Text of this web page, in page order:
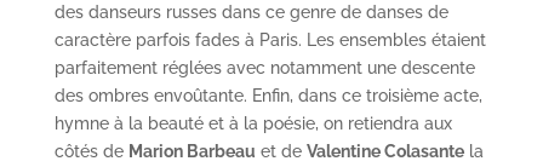
des danseurs russes dans ce genre de danses de
caractère parfois fades à Paris. Les ensembles étaient
parfaitement réglées avec notamment une descente
des ombres envoûtante. Enfin, dans ce troisième acte,
hymne à la beauté et à la poésie, on retiendra aux
côtés de Marion Barbeau et de Valentine Colasantela